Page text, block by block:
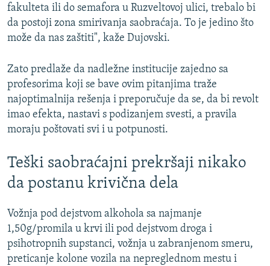
fakulteta ili do semafora u Ruzveltovoj ulici, trebalo bi
da postoji zona smirivanja saobraćaja. To je jedino što
može da nas zaštiti", kaže Dujovski.
Zato predlaže da nadležne institucije zajedno sa
profesorima koji se bave ovim pitanjima traže
najoptimalnija rešenja i preporučuje da se, da bi revolt
imao efekta, nastavi s podizanjem svesti, a pravila
moraju poštovati svi i u potpunosti.
Teški saobraćajni prekršaji nikako
da postanu krivična dela
Vožnja pod dejstvom alkohola sa najmanje
1,50g/promila u krvi ili pod dejstvom droga i
psihotropnih supstanci, vožnja u zabranjenom smeru,
preticanje kolone vozila na nepreglednom mestu i